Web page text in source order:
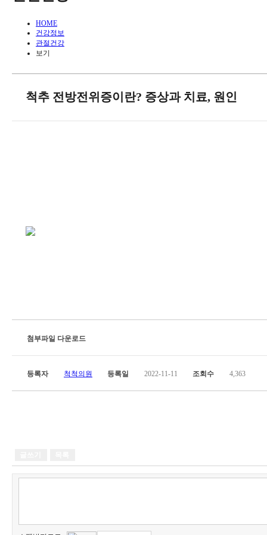
HOME
건강정보
관절건강
보기
척추 전방전위증이란? 증상과 치료, 원인
첨부파일 다운로드
등록자 척척의원 등록일 2022-11-11 조회수 4,363